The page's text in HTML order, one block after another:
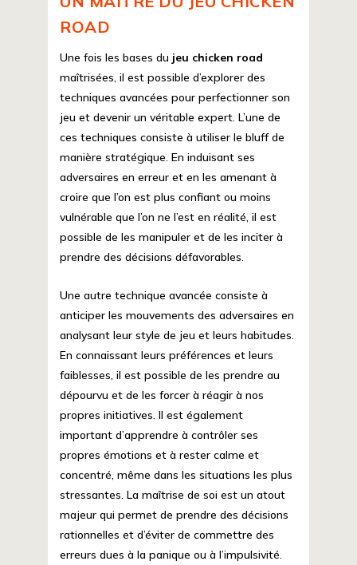
ROAD
Une fois les bases du jeu chicken road
maîtrisées, il est possible d’explorer des
techniques avancées pour perfectionner son
jeu et devenir un véritable expert. L’une de
ces techniques consiste à utiliser le bluff de
manière stratégique. En induisant ses
adversaires en erreur et en les amenant à
croire que l’on est plus confiant ou moins
vulnérable que l’on ne l’est en réalité, il est
possible de les manipuler et de les inciter à
prendre des décisions défavorables.
Une autre technique avancée consiste à
anticiper les mouvements des adversaires en
analysant leur style de jeu et leurs habitudes.
En connaissant leurs préférences et leurs
faiblesses, il est possible de les prendre au
dépourvu et de les forcer à réagir à nos
propres initiatives. Il est également
important d’apprendre à contrôler ses
propres émotions et à rester calme et
concentré, même dans les situations les plus
stressantes. La maîtrise de soi est un atout
majeur qui permet de prendre des décisions
rationnelles et d’éviter de commettre des
erreurs dues à la panique ou à l’impulsivité.